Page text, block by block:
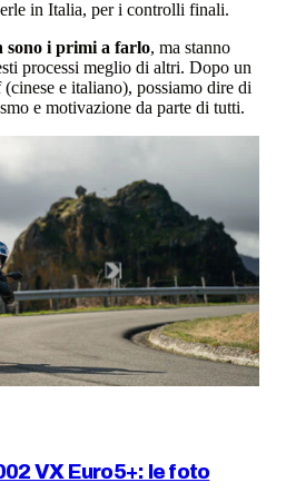
in Italia, per i controlli finali.
sono i primi a farlo, ma stanno
processi meglio di altri. Dopo un
e italiano), possiamo dire di
e motivazione da parte di tutti.
VX Euro5+: le foto